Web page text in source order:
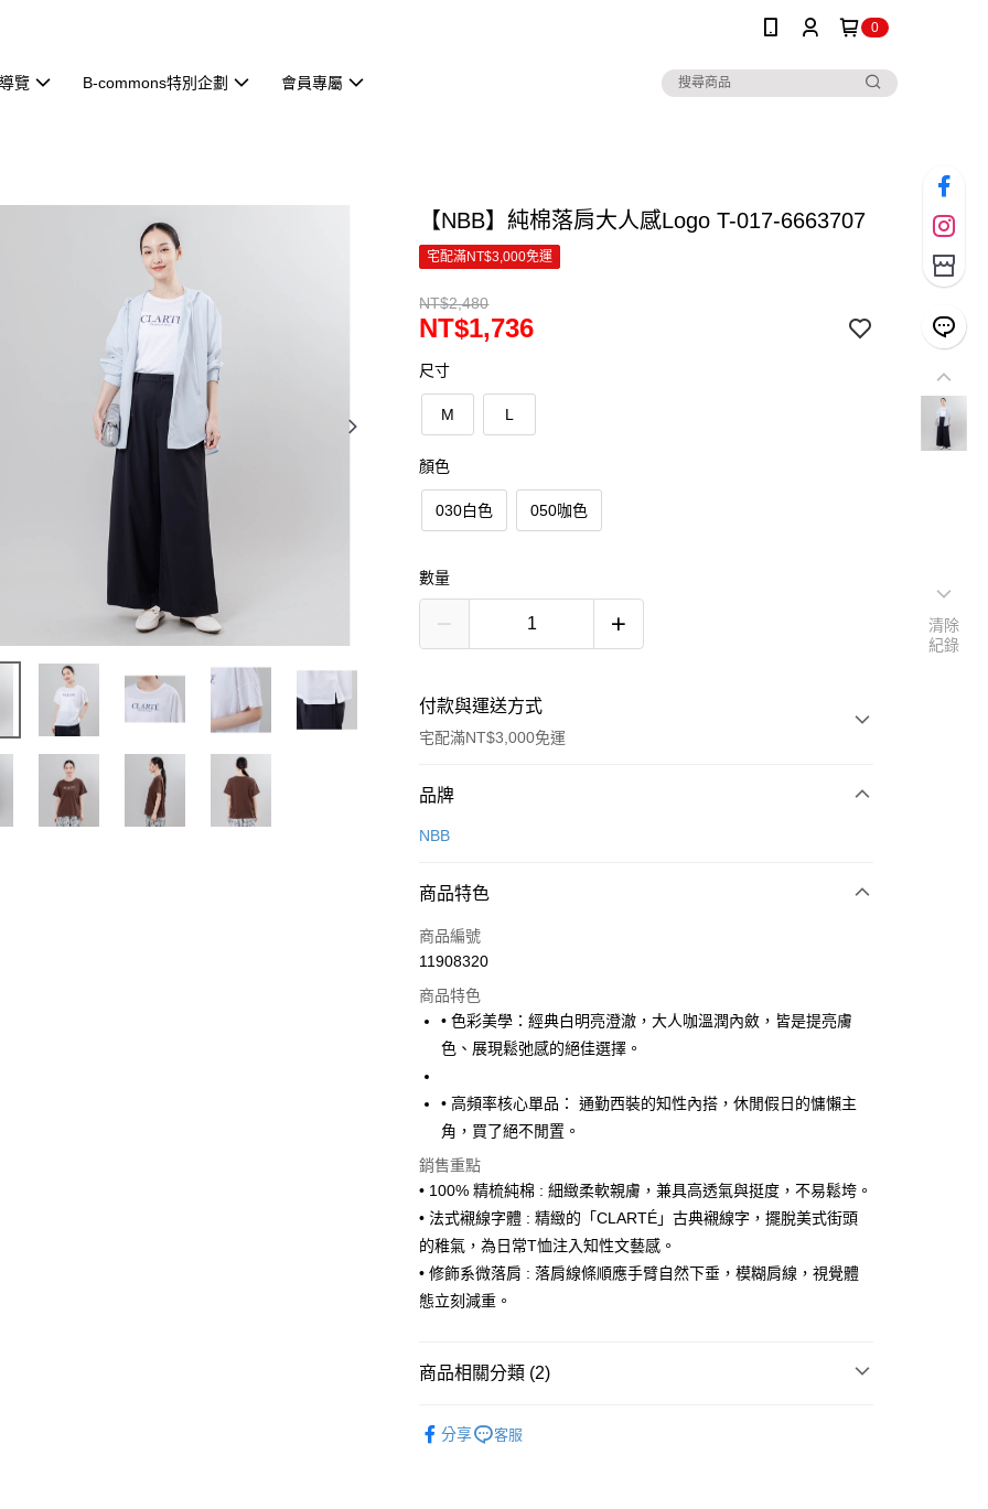
0
覽 B-commons特別企劃 會員專屬
【NBB】純棉落肩大人感Logo T-017-6663707
宅配滿NT$3,000免運
NT$2,480
NT$1,736
尺寸
M L
顏色
030白色 050咖色
數量
付款與運送方式
宅配滿NT$3,000免運
付款方式
信用卡一次付款
運送方式
黑貓宅急便
品牌
NBB
商品特色
商品編號
11908320
商品特色
• 色彩美學：經典白明亮澄澈，大人咖溫潤內斂，皆是提亮膚
色、展現鬆弛感的絕佳選擇。
• 高頻率核心單品： 通勤西裝的知性內搭，休閒假日的慵懶主
角，買了絕不閒置。
銷售重點
• 100% 精梳純棉 : 細緻柔軟親膚，兼具高透氣與挺度，不易鬆垮。
• 法式襯線字體 : 精緻的「CLARTÉ」古典襯線字，擺脫美式街頭
的稚氣，為日常T恤注入知性文藝感。
• 修飾系微落肩 : 落肩線條順應手臂自然下垂，模糊肩線，視覺體
態立刻減重。
商品相關分類 (2)
分享 客服
清除
紀錄